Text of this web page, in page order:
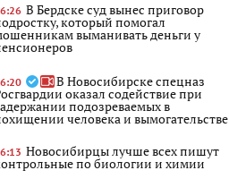
В Бердске суд вынес приговор
который помогал
выманивать деньги у
В Новосибирске спецназ
оказал содействие при
подозреваемых в
человека и вымогательстве
Новосибирцы лучше всех пишут
по биологии и химии